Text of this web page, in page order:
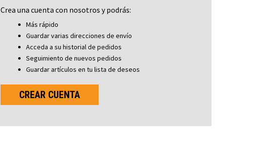
Crea una cuenta con nosotros y podrás:
Más rápido
Guardar varias direcciones de envío
Acceda a su historial de pedidos
Seguimiento de nuevos pedidos
Guardar artículos en tu lista de deseos
CREAR CUENTA